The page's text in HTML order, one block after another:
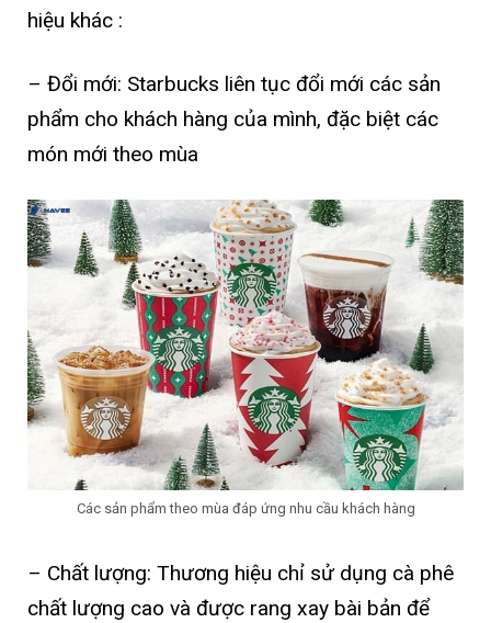
hiệu khác :
– Đổi mới: Starbucks liên tục đổi mới các sản
phẩm cho khách hàng của mình, đặc biệt các
món mới theo mùa
Các sản phẩm theo mùa đáp ứng nhu cầu khách hàng
– Chất lượng: Thương hiệu chỉ sử dụng cà phê
chất lượng cao và được rang xay bài bản để